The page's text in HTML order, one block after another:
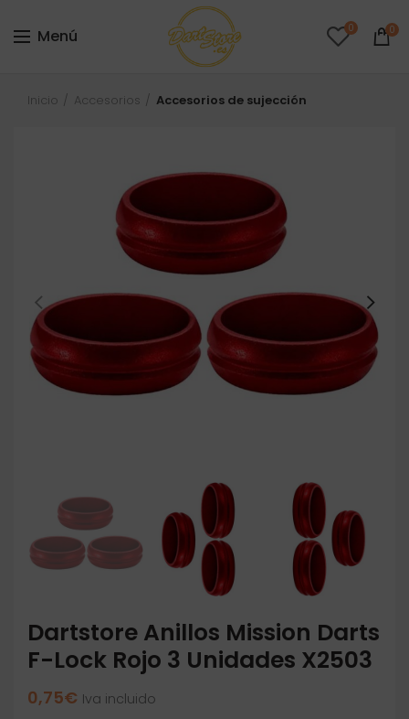
Menú 0 0
Inicio Accesorios Accesorios de sujección
Dartstore Anillos Mission Darts
F-Lock Rojo 3 Unidades X2503
0,75€ Iva incluido